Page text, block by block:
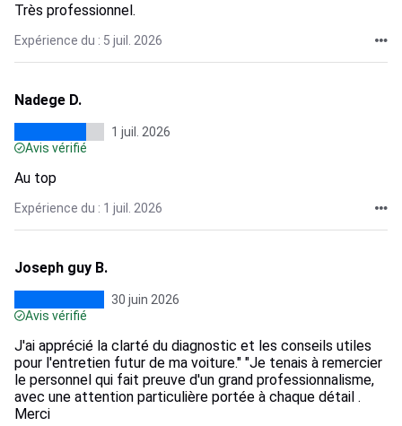
Très professionnel.
Expérience du : 5 juil. 2026
Nadege D.
1 juil. 2026
Avis vérifié
Au top
Expérience du : 1 juil. 2026
Joseph guy B.
30 juin 2026
Avis vérifié
J'ai apprécié la clarté du diagnostic et les conseils utiles
pour l'entretien futur de ma voiture." "Je tenais à remercier
le personnel qui fait preuve d'un grand professionnalisme,
avec une attention particulière portée à chaque détail .
Merci